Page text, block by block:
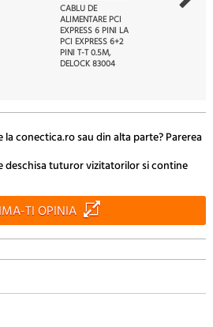
CABLU DE
ALIMENTARE PCI
EXPRESS 6 PINI LA
PCI EXPRESS 6+2
PINI T-T 0.5M,
DELOCK 83004
conectica.ro sau din alta parte? Parerea
deschisa tuturor vizitatorilor si contine
TI OPINIA